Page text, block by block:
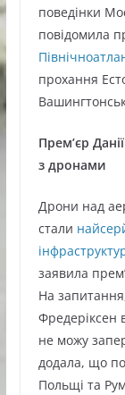
поведінки
повідомила
прохання
Прем’єр
з дронами
Дрони над
стали
заявила
На
Фредеріксен
не можу
додала, що
Польщі та